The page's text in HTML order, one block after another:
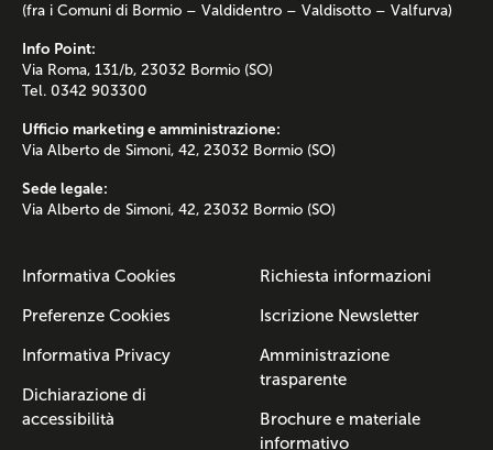
(fra i Comuni di Bormio – Valdidentro – Valdisotto – Valfurva)
Info Point:
Via Roma, 131/b, 23032 Bormio (SO)
Tel. 0342 903300
Ufficio marketing e amministrazione:
Via Alberto de Simoni, 42, 23032 Bormio (SO)
Sede legale:
Via Alberto de Simoni, 42, 23032 Bormio (SO)
Informativa Cookies
Preferenze Cookies
Informativa Privacy
Dichiarazione di
accessibilità
Richiesta informazioni
Iscrizione Newsletter
Amministrazione
trasparente
Brochure e materiale
informativo